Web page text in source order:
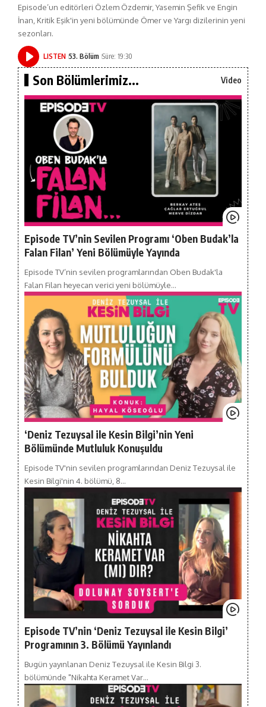
Episode’un editörleri Özlem Özdemir, Yasemin Şefik ve Engin
İnan, Kritik Eşik'in yeni bölümünde Ömer ve Yargı dizilerinin yeni
sezonları.
LISTEN 53. Bölüm Süre: 19:30
Son Bölümlerimiz... Video
Episode TV’nin Sevilen Programı ‘Oben Budak’la
Falan Filan’ Yeni Bölümüyle Yayında
Episode TV’nin sevilen programlarından Oben Budak'la
Falan Filan heyecan verici yeni bölümüyle…
‘Deniz Tezuysal ile Kesin Bilgi’nin Yeni
Bölümünde Mutluluk Konuşuldu
Episode TV'nin sevilen programlarından Deniz Tezuysal ile
Kesin Bilgi'nin 4. bölümü, 8…
Episode TV’nin ‘Deniz Tezuysal ile Kesin Bilgi’
Programının 3. Bölümü Yayınlandı
Bugün yayınlanan Deniz Tezuysal ile Kesin Bilgi 3.
bölümünde "Nikahta Keramet Var…